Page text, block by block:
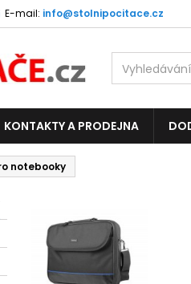
E-mail: info@stolnipocitace.cz
KONTAKTY A PRODEJNA
notebooky